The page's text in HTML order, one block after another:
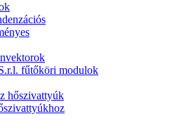
fűtőköri modulok
hőszivattyúk